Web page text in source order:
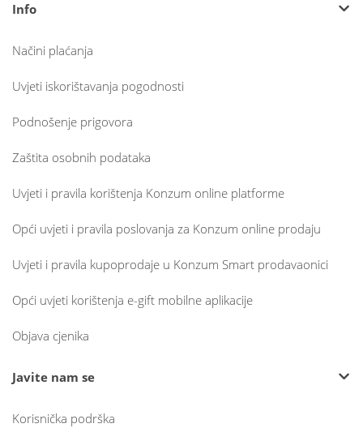
Info
Načini plaćanja
Uvjeti iskorištavanja pogodnosti
Podnošenje prigovora
Zaštita osobnih podataka
Uvjeti i pravila korištenja Konzum online platforme
Opći uvjeti i pravila poslovanja za Konzum online prodaju
Uvjeti i pravila kupoprodaje u Konzum Smart prodavaonici
Opći uvjeti korištenja e-gift mobilne aplikacije
Objava cjenika
Javite nam se
Korisnička podrška